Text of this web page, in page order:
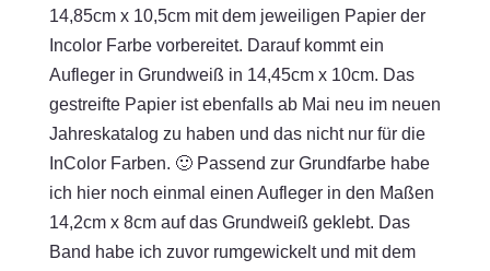
14,85cm x 10,5cm mit dem jeweiligen Papier der
Incolor Farbe vorbereitet. Darauf kommt ein
Aufleger in Grundweiß in 14,45cm x 10cm. Das
gestreifte Papier ist ebenfalls ab Mai neu im neuen
Jahreskatalog zu haben und das nicht nur für die
InColor Farben. 🙂 Passend zur Grundfarbe habe
ich hier noch einmal einen Aufleger in den Maßen
14,2cm x 8cm auf das Grundweiß geklebt. Das
Band habe ich zuvor rumgewickelt und mit dem